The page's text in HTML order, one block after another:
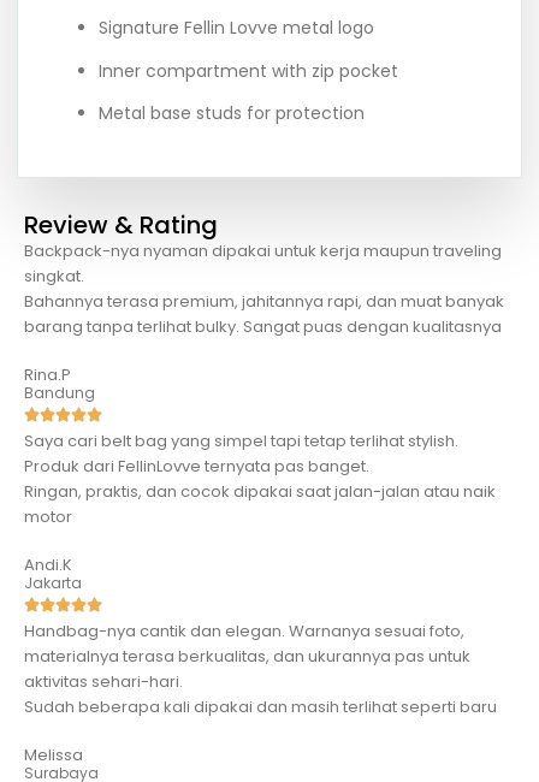
Signature Fellin Lovve metal logo
Inner compartment with zip pocket
Metal base studs for protection
Review & Rating
Backpack-nya nyaman dipakai untuk kerja maupun traveling
singkat.
Bahannya terasa premium, jahitannya rapi, dan muat banyak
barang tanpa terlihat bulky. Sangat puas dengan kualitasnya
Rina.P
Bandung
Saya cari belt bag yang simpel tapi tetap terlihat stylish.
Produk dari FellinLovve ternyata pas banget.
Ringan, praktis, dan cocok dipakai saat jalan-jalan atau naik
motor
Andi.K
Jakarta
Handbag-nya cantik dan elegan. Warnanya sesuai foto,
materialnya terasa berkualitas, dan ukurannya pas untuk
aktivitas sehari-hari.
Sudah beberapa kali dipakai dan masih terlihat seperti baru
Melissa
Surabaya